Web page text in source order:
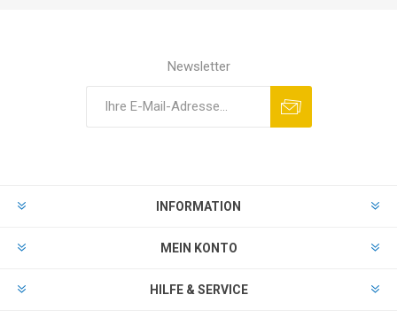
Newsletter
INFORMATION
MEIN KONTO
HILFE & SERVICE